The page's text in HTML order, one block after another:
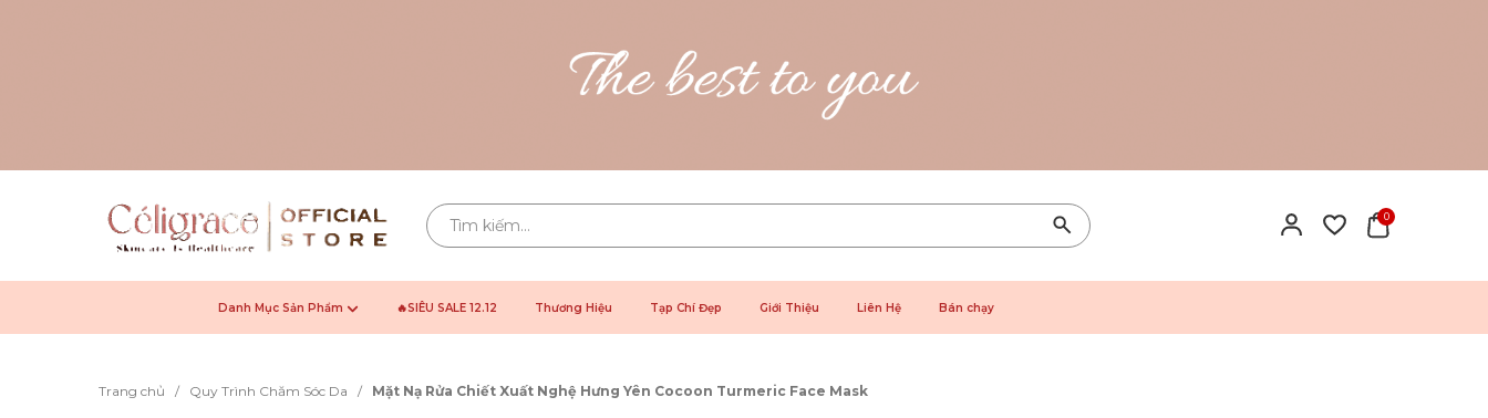
0
Danh Mục Sản Phẩm 🔥SIÊU SALE 12.12 Thương Hiệu Tạp Chí Đẹp Giới Thiệu Liên Hệ Bán chạy
Trang chủ / Quy Trình Chăm Sóc Da / Mặt Nạ Rửa Chiết Xuất Nghệ Hưng Yên Cocoon Turmeric Face Mask